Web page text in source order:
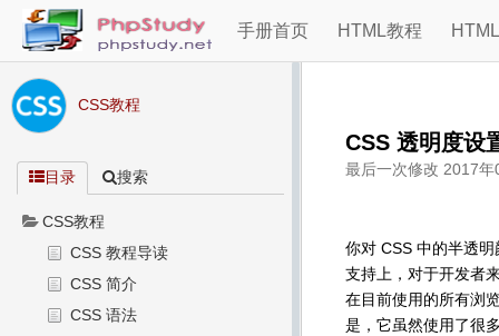
手册首页 HTML教程
CSS教程
目录 搜索
CSS教程
CSS 教程导读
CSS 简介
CSS 语法
CSS 透明度设
最后一次修改 2017年
你对 CSS 中的半透
支持上，对于开发者
在目前使用的所有浏
是，它虽然使用了很